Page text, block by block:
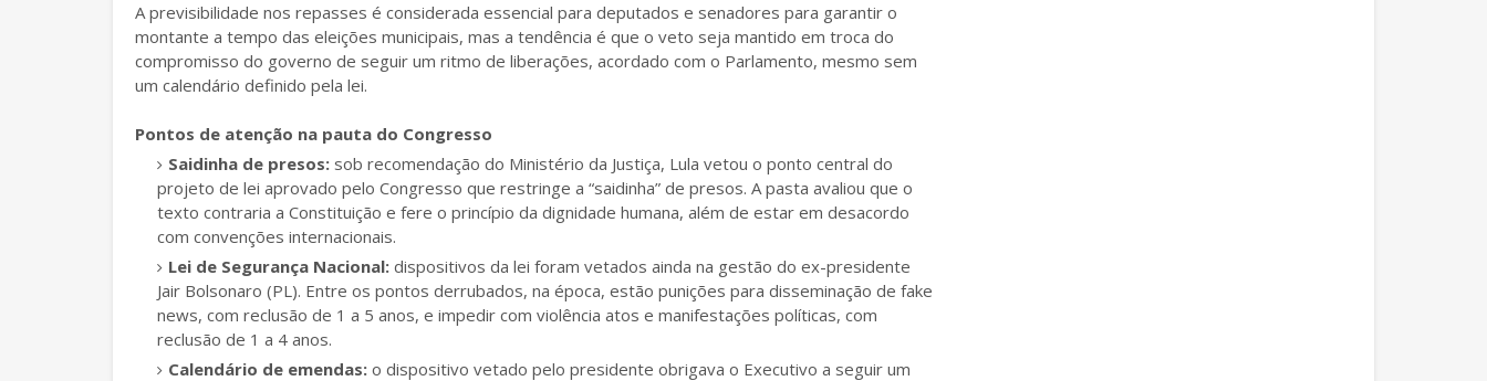
A previsibilidade nos repasses é considerada essencial para deputados e senadores para garantir o
montante a tempo das eleições municipais, mas a tendência é que o veto seja mantido em troca do
compromisso do governo de seguir um ritmo de liberações, acordado com o Parlamento, mesmo sem
um calendário definido pela lei.
Pontos de atenção na pauta do Congresso
Saidinha de presos: sob recomendação do Ministério da Justiça, Lula vetou o ponto central do
projeto de lei aprovado pelo Congresso que restringe a “saidinha” de presos. A pasta avaliou que o
texto contraria a Constituição e fere o princípio da dignidade humana, além de estar em desacordo
com convenções internacionais.
Lei de Segurança Nacional: dispositivos da lei foram vetados ainda na gestão do ex-presidente
Jair Bolsonaro (PL). Entre os pontos derrubados, na época, estão punições para disseminação de fake
news, com reclusão de 1 a 5 anos, e impedir com violência atos e manifestações políticas, com
reclusão de 1 a 4 anos.
Calendário de emendas: o dispositivo vetado pelo presidente obrigava o Executivo a seguir um